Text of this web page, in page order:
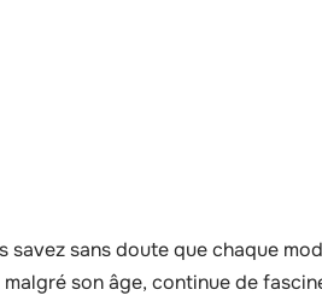
sans doute que chaque
son âge, continue de